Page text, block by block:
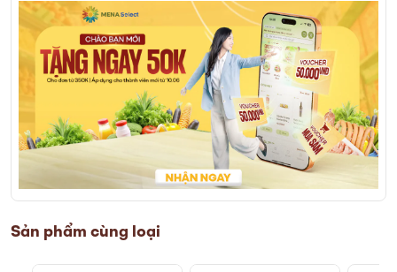
Sản phẩm cùng loại